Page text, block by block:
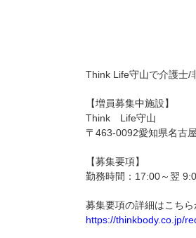
Think Life守山で介護士/
【増員募集中施設】
Think Life守山
〒463-0092愛知県名古
【募集要項】
勤務時間：17:00～翌
募集要項の詳細はこち
https://thinkbody.co.jp/